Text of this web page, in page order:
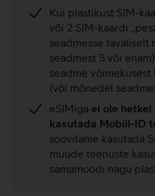
Kui plastikust SIM-
või 2 SIM-kaardi
seadmesse tavaliselt
seadmest 5 või
seadme
(või mõnedel
eSIMiga ei ole
kasutada Mobiil-ID
soovitame kasutada
muude teenuste
samamoodi nagu